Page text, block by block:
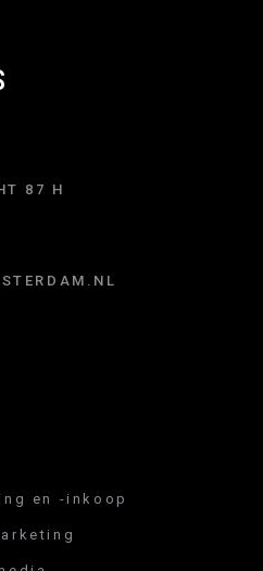
87 H
en -inkoop